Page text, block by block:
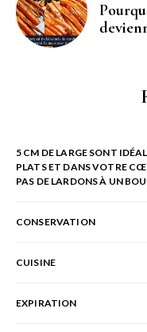
5 CM DE LARGE SONT
PLATS ET DANS VOTRE
PAS DE LARDONS À UN
CONSERVATION
CUISINE
EXPIRATION